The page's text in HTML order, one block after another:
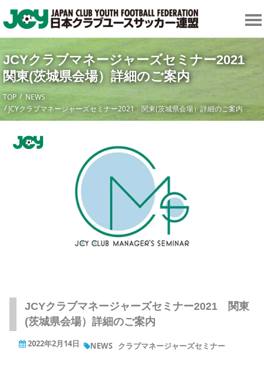
JCYクラブマネージャーズセミナー2021
関東(茨城県会場）詳細のご案内
TOP
NEWS
JCYクラブマネージャーズセミナー2021 関東(茨城県会場）詳細のご案内
JCYクラブマネージャーズセミナー2021 関東
(茨城県会場）詳細のご案内
2022年2月14日 NEWS クラブマネージャーズセミナー